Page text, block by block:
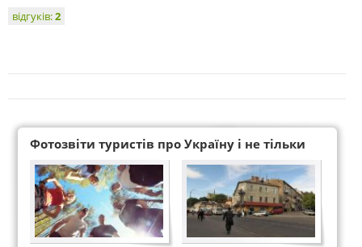
відгуків:2
Фотозвіти туристів про Україну і не тільки